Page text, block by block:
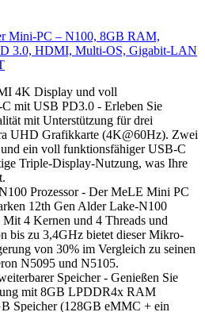
Mini-PC – N100, 8GB RAM,
3.0, HDMI, Multi-OS, Gigabit-LAN
4K Display und voll
mit USB PD3.0 - Erleben Sie
mit Unterstützung für drei
UHD Grafikkarte (4K@60Hz). Zwei
ein voll funktionsfähiger USB-C
Triple-Display-Nutzung, was Ihre
Prozessor - Der MeLE Mini PC
12th Gen Alder Lake-N100
Mit 4 Kernen und 4 Threads und
bis zu 3,4GHz bietet dieser Mikro-
von 30% im Vergleich zu seinen
N5095 und N5105.
Speicher - Genießen Sie
mit 8GB LPDDR4x RAM
Speicher (128GB eMMC + ein